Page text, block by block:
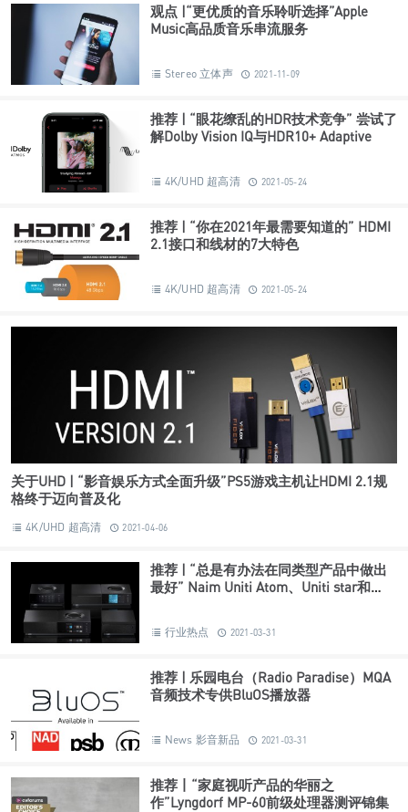
观点 |“更优质的音乐聆听选择”Apple
Music高品质音乐串流服务
Stereo 立体声 2021-11-09
推荐 | “眼花缭乱的HDR技术竞争” 尝试了
解Dolby Vision IQ与HDR10+ Adaptive
4K/UHD 超高清 2021-05-24
推荐 | “你在2021年最需要知道的” HDMI
2.1接口和线材的7大特色
4K/UHD 超高清 2021-05-24
关于UHD | “影音娱乐方式全面升级”PS5游戏主机让HDMI 2.1规
格终于迈向普及化
4K/UHD 超高清 2021-04-06
推荐 | “总是有办法在同类型产品中做出
最好” Naim Uniti Atom、Uniti star和
行业热点 2021-03-31
推荐 | 乐园电台（Radio Paradise）MQA
音频技术专供BluOS播放器
News 影音新品 2021-03-31
推荐丨“家庭视听产品的华丽之
作”Lyngdorf MP-60前级处理器测评锦集